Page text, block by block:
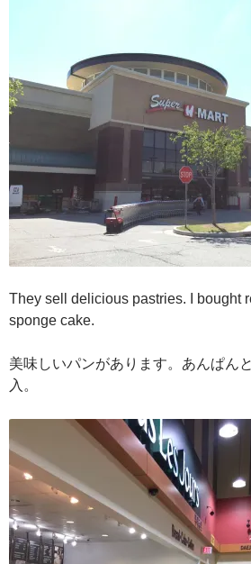
They sell delicious pastries. I bought
sponge cake.
美味しいパンがあります。あんぱん
入。